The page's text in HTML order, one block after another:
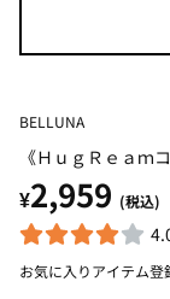
BELLUNA
《ＨｕｇＲｅａｍ
¥2,959 (税込)
お気に入りアイテム登